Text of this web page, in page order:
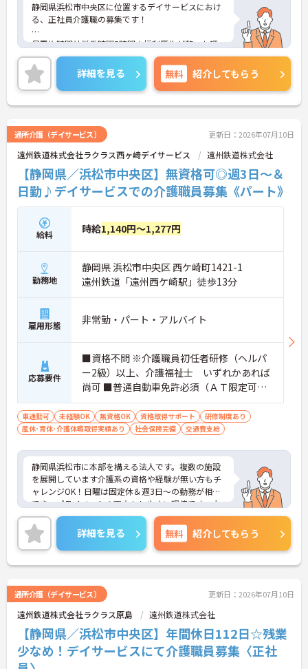
静岡県浜松市中央区に位置するデイサービスにおけ
る、正社員介護職の募集です！
月平均時間外労働時間5時間☆福利厚生が整った環
境での就業です♪
ご興味ある方には、面接対策ポイントなど、さらに
詳細をお話しいたしますのでお気軽にご相談くださ
い。
詳細を見る 無料 紹介してもらう
通所介護（デイサービス） 更新日：2026年07月10日
遠州鉄道株式会社ラクラス西ヶ崎デイサービス 遠州鉄道株式会社
【静岡県／浜松市中央区】無資格可◎週3日～＆
日勤♪デイサービスでの介護職員募集《パート》
給料 時給1,140円～1,277円
勤務地
静岡県 浜松市中央区 西ケ崎町1421-1
遠州鉄道「遠州西ケ崎駅」徒歩13分
雇用形態 非常勤・パート・アルバイト
応募要件
■資格不問 ※介護職員初任者研修（ヘルパ
ー2級）以上、介護福祉士 いずれかあれば
尚可 ■普通自動車免許必須（ＡＴ限定可）
■経験不問
車通勤可 未経験OK 無資格OK 資格取得サポート
研修制度あり
産休･育休･介護休暇取得実績あり
社会保険完備 交通費支給
静岡県浜松市に本部を構える法人です。複数の施設
を展開しています介護系の資格や経験が無い方もチ
ャレンジOK！日曜は固定休＆週3日～の勤務が相談
でき、プライベートの両立もしやすい環境です。大
手法人グループ会社のため母体の安定もよく、充実
した福利厚生も魅力です。ご興味のある方には、面
接対策ポイントなど、さらに詳細をお話ししますの
でお気軽にご相談ください！
詳細を見る 無料 紹介してもらう
通所介護（デイサービス） 更新日：2026年07月10日
遠州鉄道株式会社ラクラス原島 遠州鉄道株式会社
【静岡県／浜松市中央区】年間休日112日☆残業
少なめ！デイサービスにて介護職員募集〈正社